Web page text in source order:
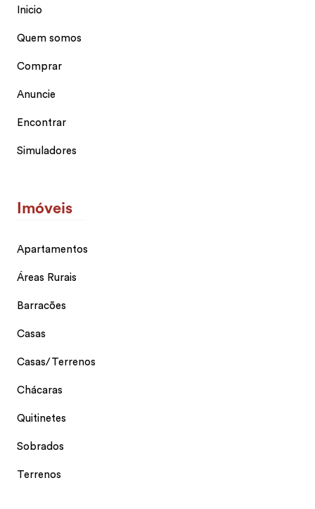
Inicio
Quem somos
Comprar
Anuncie
Encontrar
Simuladores
Imóveis
Apartamentos
Áreas Rurais
Barracões
Casas
Casas/Terrenos
Chácaras
Quitinetes
Sobrados
Terrenos